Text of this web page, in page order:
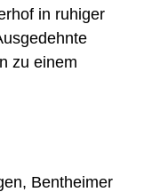
in ruhiger
zu einem
Bentheimer